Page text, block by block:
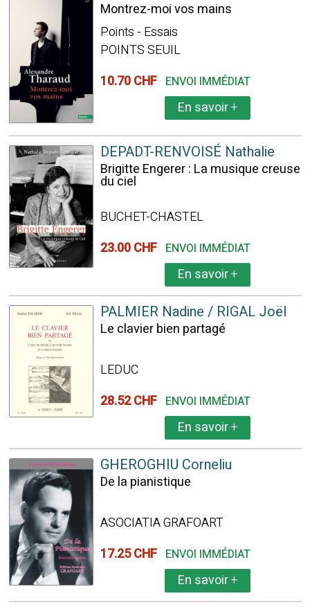
Montrez-moi vos mains
Points - Essais
POINTS SEUIL
10.70 CHF ENVOI IMMÉDIAT
En savoir+
DEPADT-RENVOISÉ Nathalie
Brigitte Engerer : La musique creuse
du ciel
BUCHET-CHASTEL
23.00 CHF ENVOI IMMÉDIAT
En savoir+
PALMIER Nadine / RIGAL Joël
Le clavier bien partagé
LEDUC
28.52 CHF ENVOI IMMÉDIAT
En savoir+
GHEROGHIU Corneliu
De la pianistique
ASOCIATIA GRAFOART
17.25 CHF ENVOI IMMÉDIAT
En savoir+